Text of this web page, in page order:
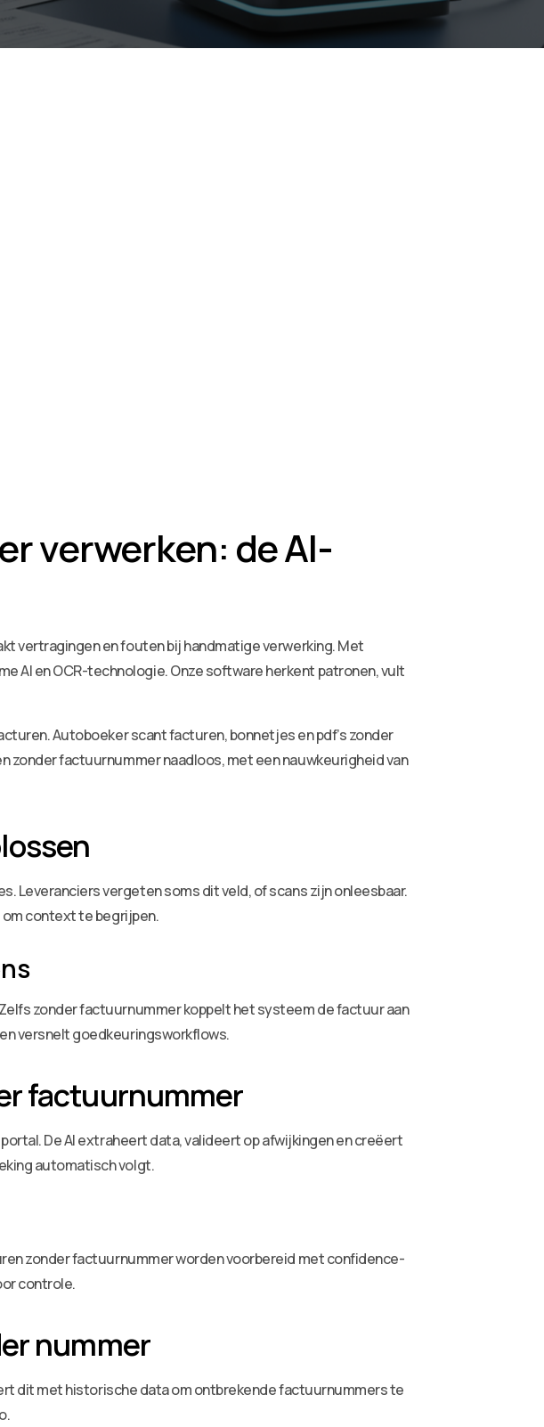
verwerken: de AI-
vertragingen en fouten bij handmatige verwerking. Met
AI en OCR-technologie. Onze software herkent patronen, vult
Autoboeker scant facturen, bonnetjes en pdf’s zonder
factuurnummer naadloos, met een nauwkeurigheid van
Leveranciers vergeten soms dit veld, of scans zijn onleesbaar.
om context te begrijpen.
zonder factuurnummer koppelt het systeem de factuur aan
versnelt goedkeuringsworkflows.
factuurnummer
De AI extraheert data, valideert op afwijkingen en creëert
automatisch volgt.
zonder factuurnummer worden voorbereid met confidence-
controle.
nummer
dit met historische data om ontbrekende factuurnummers te